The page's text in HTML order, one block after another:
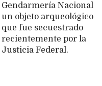
Gendarmería Nacional
un objeto arqueológico
que fue secuestrado
recientemente por la
Justicia Federal.